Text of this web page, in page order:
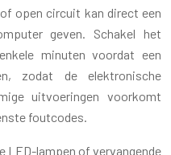
open circuit kan direct een
geven. Schakel het
minuten voordat een
zodat de elektronische
uitvoeringen voorkomt
foutcodes.
LED-lampen of vervangende